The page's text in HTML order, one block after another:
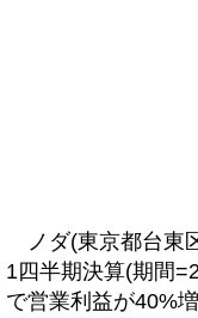
ノダ(東京都台東
1四半期決算(期間
で営業利益が40%